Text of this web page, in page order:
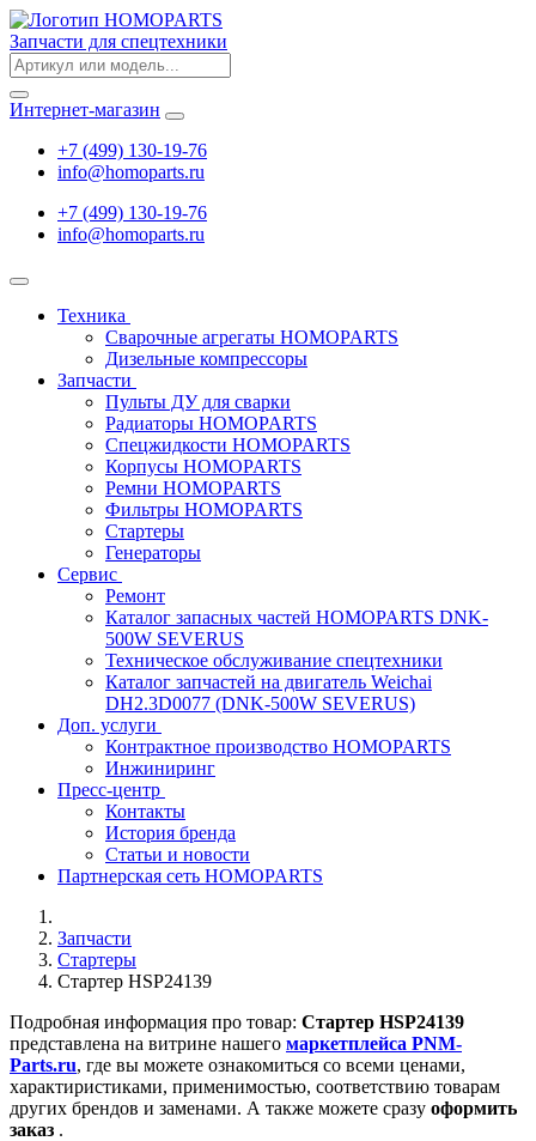
Запчасти для спецтехники
Интернет-магазин
+7 (499) 130-19-76
info@homoparts.ru
+7 (499) 130-19-76
info@homoparts.ru
Техника
Сварочные агрегаты HOMOPARTS
Дизельные компрессоры
Запчасти
Пульты ДУ для сварки
Радиаторы HOMOPARTS
Спецжидкости HOMOPARTS
Корпусы HOMOPARTS
Ремни HOMOPARTS
Фильтры HOMOPARTS
Стартеры
Генераторы
Сервис
Ремонт
Каталог запасных частей HOMOPARTS DNK-
500W SEVERUS
Техническое обслуживание спецтехники
Каталог запчастей на двигатель Weichai
DH2.3D0077 (DNK-500W SEVERUS)
Доп. услуги
Контрактное производство HOMOPARTS
Инжиниринг
Пресс-центр
Контакты
История бренда
Статьи и новости
Партнерская сеть HOMOPARTS
Запчасти
Стартеры
Стартер HSP24139
Подробная информация про товар: Стартер HSP24139
представлена на витрине нашего маркетплейса PNM-
Parts.ru, где вы можете ознакомиться со всеми ценами,
характиристиками, применимостью, соответствию товарам
других брендов и заменами. А также можете сразу оформить
заказ .